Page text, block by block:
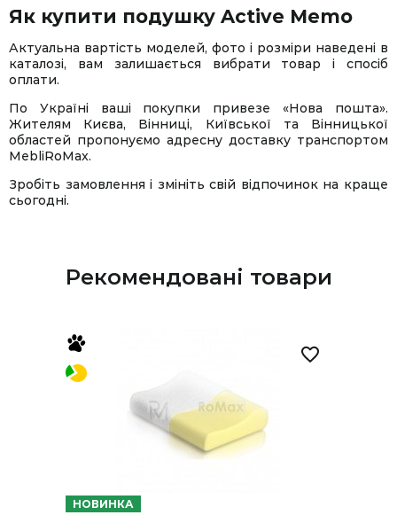
Як купити подушку Active Memo
Актуальна вартість моделей, фото і розміри наведені в
каталозі, вам залишається вибрати товар і спосіб
оплати.
По Україні ваші покупки привезе «Нова пошта».
Жителям Києва, Вінниці, Київської та Вінницької
областей пропонуємо адресну доставку транспортом
MebliRoMax.
Зробіть замовлення і змініть свій відпочинок на краще
сьогодні.
Рекомендовані товари
НОВИНКА